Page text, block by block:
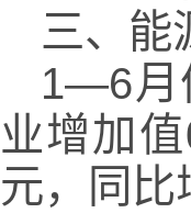
三、能
1—6月
业增加
元，同比